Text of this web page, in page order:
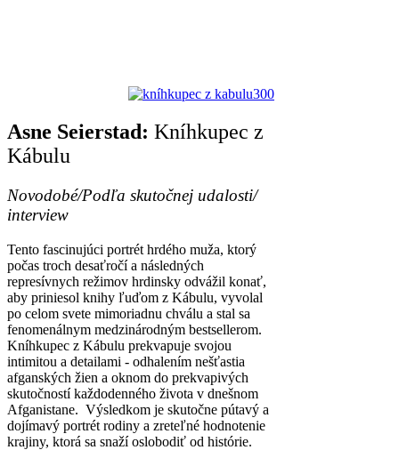
Asne Seierstad: Kníhkupec z
Kábulu
Novodobé/Podľa skutočnej udalosti/
interview
Tento fascinujúci portrét hrdého muža, ktorý
počas troch desaťročí a následných
represívnych režimov hrdinsky odvážil konať,
aby priniesol knihy ľuďom z Kábulu, vyvolal
po celom svete mimoriadnu chválu a stal sa
fenomenálnym medzinárodným bestsellerom.
Kníhkupec z Kábulu prekvapuje svojou
intimitou a detailami - odhalením nešťastia
afganských žien a oknom do prekvapivých
skutočností každodenného života v dnešnom
Afganistane. Výsledkom je skutočne pútavý a
dojímavý portrét rodiny a zreteľné hodnotenie
krajiny, ktorá sa snaží oslobodiť od histórie.